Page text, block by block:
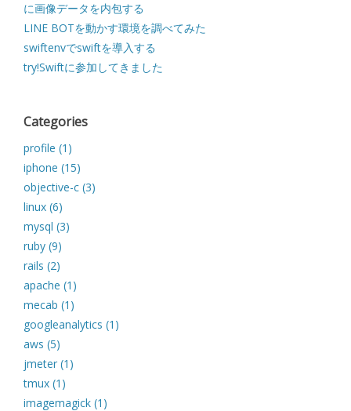
に画像データを内包する
LINE BOTを動かす環境を調べてみた
swiftenvでswiftを導入する
try!Swiftに参加してきました
Categories
profile (1)
iphone (15)
objective-c (3)
linux (6)
mysql (3)
ruby (9)
rails (2)
apache (1)
mecab (1)
googleanalytics (1)
aws (5)
jmeter (1)
tmux (1)
imagemagick (1)